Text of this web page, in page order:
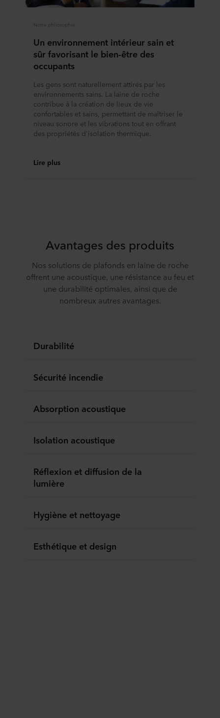
Notre philosophie
Un environnement intérieur sain et
sûr favorisant le bien-être des
occupants
Les gens sont naturellement attirés par les
environnements sains. La laine de roche
contribue à la création de lieux de vie
confortables et sains, permettant de maîtriser le
niveau sonore et les vibrations tout en offrant
des propriétés d'isolation thermique.
Lire plus
Avantages des produits
Nos solutions de plafonds en laine de roche
offrent une acoustique, une résistance au feu et
une durabilité optimales, ainsi que de
nombreux autres avantages.
Durabilité
Sécurité incendie
Absorption acoustique
Isolation acoustique
Réflexion et diffusion de la
lumière
Hygiène et nettoyage
Esthétique et design